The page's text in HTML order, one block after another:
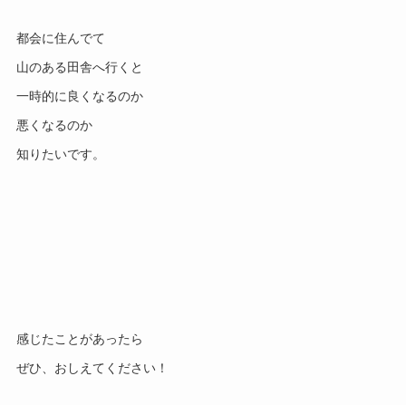
都会に住んでて
山のある田舎へ行くと
一時的に良くなるのか
悪くなるのか
知りたいです。
感じたことがあったら
ぜひ、おしえてください！